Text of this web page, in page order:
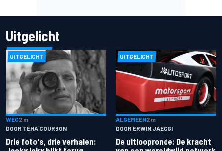
Uitgelicht
UITGELICHT
WEC2 m
DOOR TÉHA COURBON
Drie foto's, drie verhalen:
UITGELICHT
ALGEMEEN2 m
DOOR ERWIN JAEGGI
De uitloopronde: De kracht